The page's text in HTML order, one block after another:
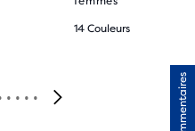
14 Couleurs
Commentaires